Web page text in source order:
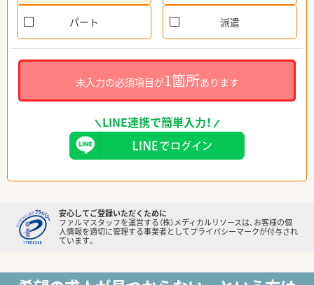
パート 派遣
未入力の必須項目が1箇所あります
LINE連携で簡単入力！
安心してご登録いただくために
ファルマスタッフを運営する（株）メディカルリソースは、お客様の個
人情報を適切に管理する事業者としてプライバシーマークが付与され
ています。